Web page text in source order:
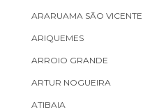
ARARUAMA SÃO VICENTE
ARIQUEMES
ARROIO GRANDE
ARTUR NOGUEIRA
ATIBAIA